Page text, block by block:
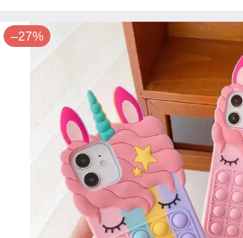
–27%